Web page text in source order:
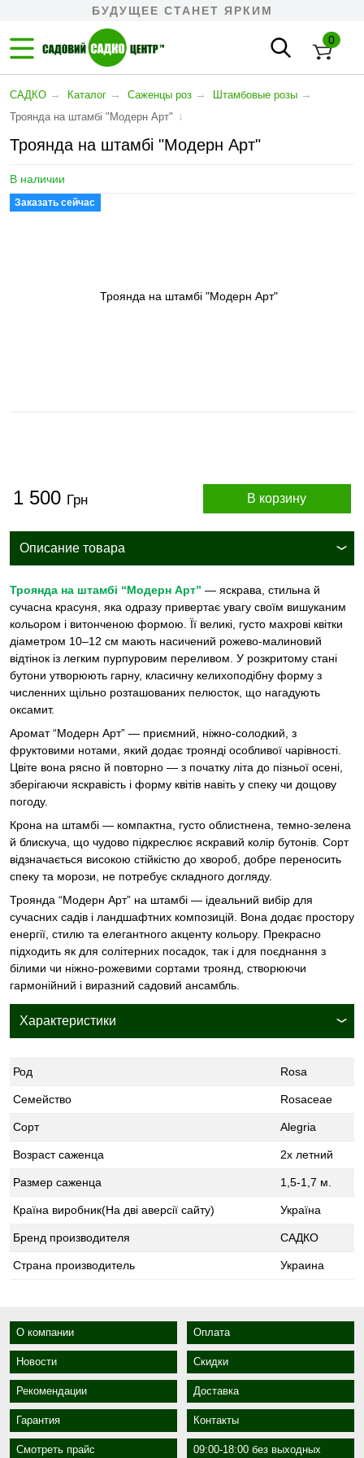
БУДУЩЕЕ СТАНЕТ ЯРКИМ
0
САДКО → Каталог → Саженцы роз → Штамбовые розы →
Троянда на штамбі "Модерн Арт" ↓
Троянда на штамбі "Модерн Арт"
В наличии
Заказать сейчас
1 500 Грн В корзину
Описание товара
Троянда на штамбі “Модерн Арт” — яскрава, стильна й
сучасна красуня, яка одразу привертає увагу своїм вишуканим
кольором і витонченою формою. Її великі, густо махрові квітки
діаметром 10–12 см мають насичений рожево-малиновий
відтінок із легким пурпуровим переливом. У розкритому стані
бутони утворюють гарну, класичну келихоподібну форму з
численних щільно розташованих пелюсток, що нагадують
оксамит.
Аромат “Модерн Арт” — приємний, ніжно-солодкий, з
фруктовими нотами, який додає троянді особливої чарівності.
Цвіте вона рясно й повторно — з початку літа до пізньої осені,
зберігаючи яскравість і форму квітів навіть у спеку чи дощову
погоду.
Крона на штамбі — компактна, густо облистнена, темно-зелена
й блискуча, що чудово підкреслює яскравий колір бутонів. Сорт
відзначається високою стійкістю до хвороб, добре переносить
спеку та морози, не потребує складного догляду.
Троянда “Модерн Арт” на штамбі — ідеальний вибір для
сучасних садів і ландшафтних композицій. Вона додає простору
енергії, стилю та елегантного акценту кольору. Прекрасно
підходить як для солітерних посадок, так і для поєднання з
білими чи ніжно-рожевими сортами троянд, створюючи
гармонійний і виразний садовий ансамбль.
Характеристики
Род Rosa
Семейство Rosaceae
Сорт Alegria
Возраст саженца 2х летний
Размер саженца 1,5-1,7 м.
Країна виробник(На дві аверсії сайту) Україна
Бренд производителя САДКО
Страна производитель Украина
О компании Оплата
Новости Скидки
Рекомендации Доставка
Гарантия Контакты
Смотреть прайс 09:00-18:00 без выходных